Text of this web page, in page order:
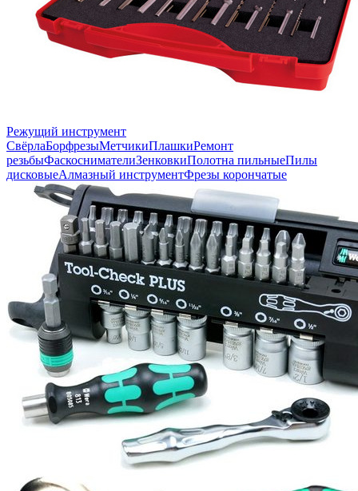
Режущий инструмент
СвёрлаБорфрезыМетчикиПлашкиРемонт
резьбыФаскоснимателиЗенковкиПолотна пильныеПилы
дисковыеАлмазный инструментФрезы корончатые